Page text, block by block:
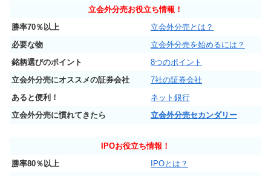
立会外分売お役立ち情報！
勝率70％以上
立会外分売とは？
必要な物
立会外分売を始めるには？
銘柄選びのポイント
8つのポイント
立会外分売にオススメの証券会社
7社の証券会社
あると便利！
ネット銀行
立会外分売に慣れてきたら
立会外分売セカンダリー
IPOお役立ち情報！
勝率80％以上
IPOとは？